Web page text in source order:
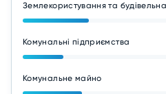
Землекористування та
Комунальні підприємства
Комунальне майно